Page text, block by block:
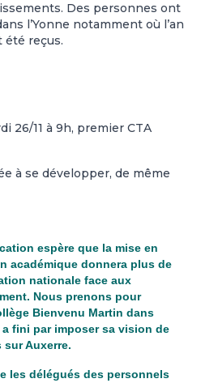
Des personnes ont
l’Yonne notamment où l’an
été reçus.
26/11 à 9h, premier CTA
à se développer, de même
espère que la mise en
académique donnera plus de
nationale face aux
Nous prenons pour
Bienvenu Martin dans
a fini par imposer sa vision de
sur Auxerre.
les délégués des personnels